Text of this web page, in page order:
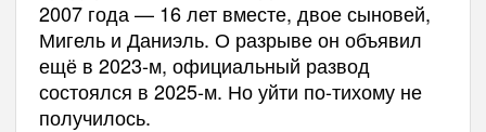
2007 года — 16 лет вместе, двое сыновей,
Мигель и Даниэль. О разрыве он объявил
ещё в 2023-м, официальный развод
состоялся в 2025-м. Но уйти по-тихому не
получилось.